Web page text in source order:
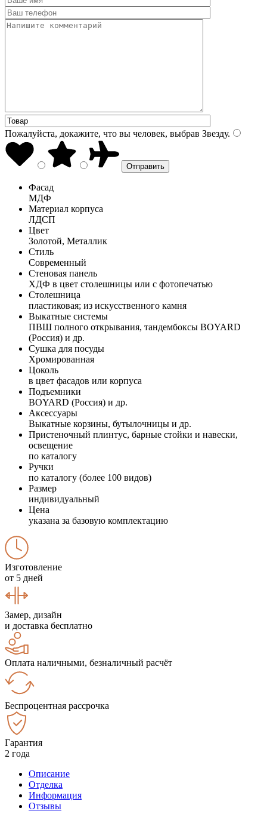
Пожалуйста, докажите, что вы человек, выбрав Звезду.
Фасад
МДФ
Материал корпуса
ЛДСП
Цвет
Золотой, Металлик
Стиль
Современный
Стеновая панель
ХДФ в цвет столешницы или с фотопечатью
Столешница
пластиковая; из искусственного камня
Выкатные системы
ПВШ полного открывания, тандембоксы BOYARD
(Россия) и др.
Сушка для посуды
Хромированная
Цоколь
в цвет фасадов или корпуса
Подъемники
BOYARD (Россия) и др.
Аксессуары
Выкатные корзины, бутылочницы и др.
Пристеночный плинтус, барные стойки и навески,
освещение
по каталогу
Ручки
по каталогу (более 100 видов)
Размер
индивидуальный
Цена
указана за базовую комплектацию
Изготовление
от 5 дней
Замер, дизайн
и доставка бесплатно
Оплата наличными, безналичный расчёт
Беспроцентная рассрочка
Гарантия
2 года
Описание
Отделка
Информация
Отзывы